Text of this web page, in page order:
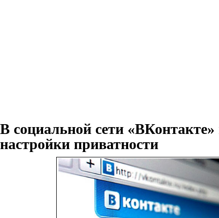
В социальной сети
настройки приватности